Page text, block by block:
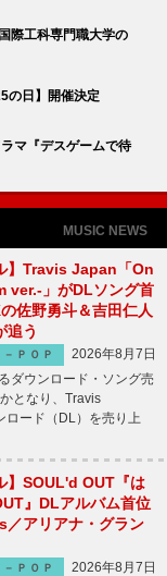
際工科専門職大学の
の日】開催決定
マ『デスゲームで待
MUSIC NEWS
】Travis Japan「On
ver.-」がDLソング首
佐野勇斗＆吉田仁人
追う
－ＰＯＰ
2026年8月7日
ダウンロード・ソング売
となり、Travis
ロード（DL）を売り上
】SOUL'd OUT『は
』DLアルバム首位
アリアナ・グラン
－ＰＯＰ
2026年8月7日